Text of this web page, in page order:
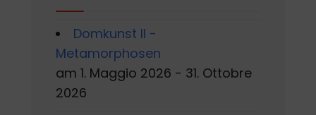
Domkunst II -
Metamorphosen
am 1. Maggio 2026 - 31. Ottobre
2026